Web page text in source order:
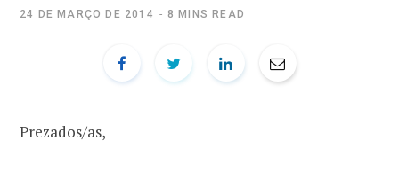
24 DE MARÇO DE 2014 8 MINS READ
Prezados/as,